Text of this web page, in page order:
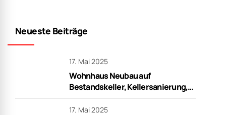
Neueste Beiträge
17. Mai 2025
Wohnhaus Neubau auf
Bestandskeller, Kellersanierung,
Rohbauarbeiten in Frankfurt
17. Mai 2025